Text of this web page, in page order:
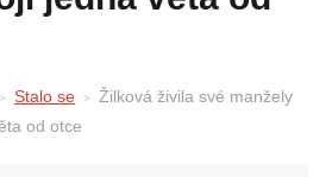
Stalo se
Žilková živila své manžely
od otce